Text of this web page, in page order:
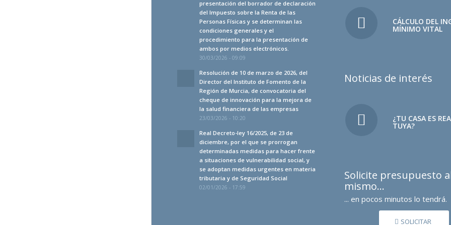
presentación del borrador de declaración
del Impuesto sobre la Renta de las
Personas Físicas y se determinan las
condiciones generales y el
procedimiento para la presentación de
ambos por medios electrónicos.
30/03/2026 - 09:09
Resolución de 10 de marzo de 2026, del
Director del Instituto de Fomento de la
Región de Murcia, de convocatoria del
cheque de innovación para la mejora de
la salud financiera de las empresas
23/03/2026 - 10:20
Real Decreto-ley 16/2025, de 23 de
diciembre, por el que se prorrogan
determinadas medidas para hacer frente
a situaciones de vulnerabilidad social, y
se adoptan medidas urgentes en materia
tributaria y de Seguridad Social
02/01/2026 - 17:59
CÁLCULO DEL
MÍNIMO VITAL
Noticias de interés
¿TU CASA ES
TUYA?
Solicite presupuesto
mismo…
... en pocos minutos lo tendrá.
SOLICITAR